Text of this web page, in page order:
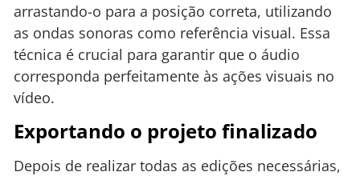
arrastando-o para a posição correta, utilizando
as ondas sonoras como referência visual. Essa
técnica é crucial para garantir que o áudio
corresponda perfeitamente às ações visuais no
vídeo.
Exportando o projeto finalizado
Depois de realizar todas as edições necessárias,